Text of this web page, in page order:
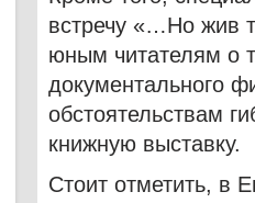
встречу «…Но жив
юным читателям о
документального
обстоятельствам
книжную выставку.
Стоит отметить, в